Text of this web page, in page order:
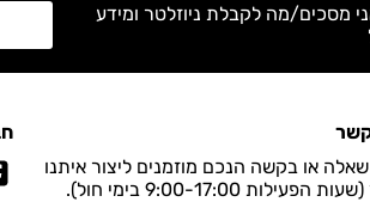
מסכים/מה לקבלת ניוזלטר ומידע
או בקשה הנכם מוזמנים ליצור איתנו
הפעילות 9:00-17:00 בימי חול).